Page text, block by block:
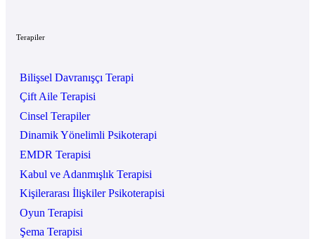
Terapiler
Bilişsel Davranışçı Terapi
Çift Aile Terapisi
Cinsel Terapiler
Dinamik Yönelimli Psikoterapi
EMDR Terapisi
Kabul ve Adanmışlık Terapisi
Kişilerarası İlişkiler Psikoterapisi
Oyun Terapisi
Şema Terapisi